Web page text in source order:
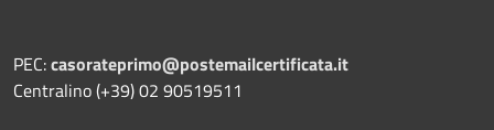
PEC:casorateprimo@postemailcertificata.it
Centralino (+39) 02 90519511